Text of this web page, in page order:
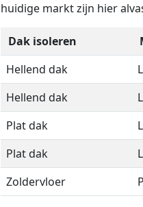
huidige markt zijn hier
Dak isoleren
Hellend dak
Hellend dak
Plat dak
Plat dak
Zoldervloer